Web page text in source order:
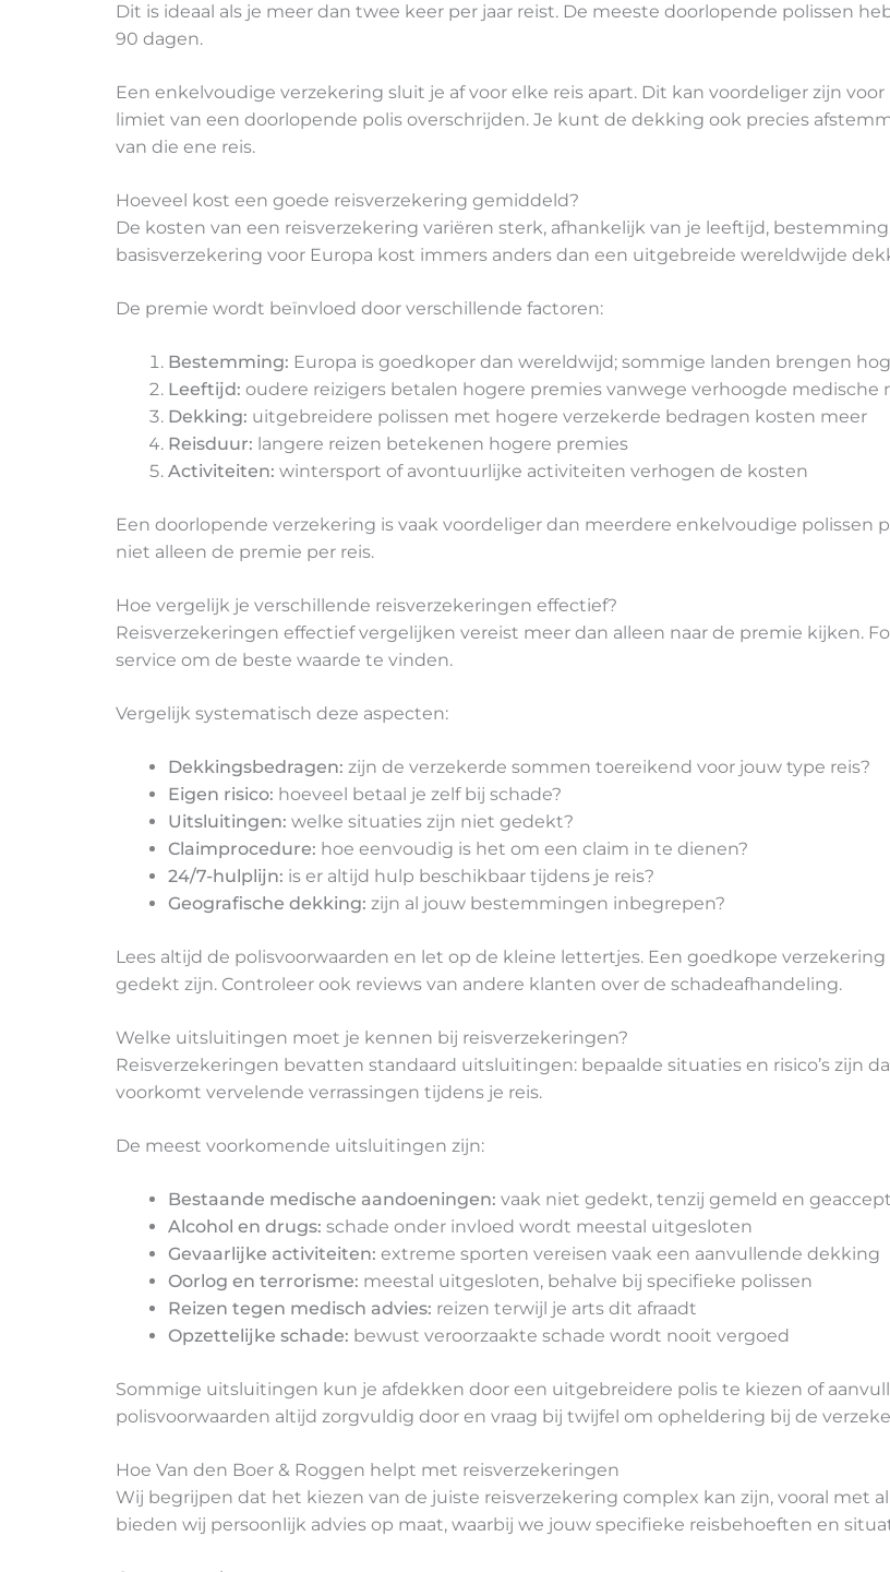
Dit is ideaal als je meer dan twee keer per jaar reist. De meeste doorlopende polissen
90 dagen.
Een enkelvoudige verzekering sluit je af voor elke reis apart. Dit kan voordeliger zijn
limiet van een doorlopende polis overschrijden. Je kunt de dekking ook precies
van die ene reis.
Hoeveel kost een goede reisverzekering gemiddeld?
De kosten van een reisverzekering variëren sterk, afhankelijk van je leeftijd,
basisverzekering voor Europa kost immers anders dan een uitgebreide wereldwijde
De premie wordt beïnvloed door verschillende factoren:
Bestemming: Europa is goedkoper dan wereldwijd; sommige landen brengen
Leeftijd: oudere reizigers betalen hogere premies vanwege verhoogde medische
Dekking: uitgebreidere polissen met hogere verzekerde bedragen kosten meer
Reisduur: langere reizen betekenen hogere premies
Activiteiten: wintersport of avontuurlijke activiteiten verhogen de kosten
Een doorlopende verzekering is vaak voordeliger dan meerdere enkelvoudige polissen
niet alleen de premie per reis.
Hoe vergelijk je verschillende reisverzekeringen effectief?
Reisverzekeringen effectief vergelijken vereist meer dan alleen naar de premie kijken.
service om de beste waarde te vinden.
Vergelijk systematisch deze aspecten:
Dekkingsbedragen: zijn de verzekerde sommen toereikend voor jouw type reis?
Eigen risico: hoeveel betaal je zelf bij schade?
Uitsluitingen: welke situaties zijn niet gedekt?
Claimprocedure: hoe eenvoudig is het om een claim in te dienen?
24/7-hulplijn: is er altijd hulp beschikbaar tijdens je reis?
Geografische dekking: zijn al jouw bestemmingen inbegrepen?
Lees altijd de polisvoorwaarden en let op de kleine lettertjes. Een goedkope
gedekt zijn. Controleer ook reviews van andere klanten over de schadeafhandeling.
Welke uitsluitingen moet je kennen bij reisverzekeringen?
Reisverzekeringen bevatten standaard uitsluitingen: bepaalde situaties en risico’s zijn
voorkomt vervelende verrassingen tijdens je reis.
De meest voorkomende uitsluitingen zijn:
Bestaande medische aandoeningen: vaak niet gedekt, tenzij gemeld en
Alcohol en drugs: schade onder invloed wordt meestal uitgesloten
Gevaarlijke activiteiten: extreme sporten vereisen vaak een aanvullende dekking
Oorlog en terrorisme: meestal uitgesloten, behalve bij specifieke polissen
Reizen tegen medisch advies: reizen terwijl je arts dit afraadt
Opzettelijke schade: bewust veroorzaakte schade wordt nooit vergoed
Sommige uitsluitingen kun je afdekken door een uitgebreidere polis te kiezen of
polisvoorwaarden altijd zorgvuldig door en vraag bij twijfel om opheldering bij de
Hoe Van den Boer & Roggen helpt met reisverzekeringen
Wij begrijpen dat het kiezen van de juiste reisverzekering complex kan zijn, vooral met
bieden wij persoonlijk advies op maat, waarbij we jouw specifieke reisbehoeften en